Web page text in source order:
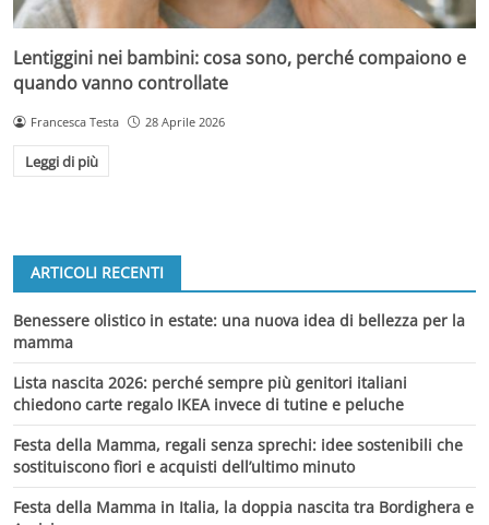
Lentiggini nei bambini: cosa sono, perché compaiono e
quando vanno controllate
Francesca Testa 28 Aprile 2026
Leggi di più
ARTICOLI RECENTI
Benessere olistico in estate: una nuova idea di bellezza per la
mamma
Lista nascita 2026: perché sempre più genitori italiani
chiedono carte regalo IKEA invece di tutine e peluche
Festa della Mamma, regali senza sprechi: idee sostenibili che
sostituiscono fiori e acquisti dell’ultimo minuto
Festa della Mamma in Italia, la doppia nascita tra Bordighera e